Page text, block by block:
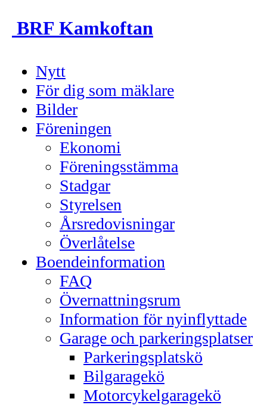
BRF Kamkoftan
Nytt
För dig som mäklare
Bilder
Föreningen
Ekonomi
Föreningsstämma
Stadgar
Styrelsen
Årsredovisningar
Överlåtelse
Boendeinformation
FAQ
Övernattningsrum
Information för nyinflyttade
Garage och parkeringsplatser
Parkeringsplatskö
Bilgaragekö
Motorcykelgaragekö